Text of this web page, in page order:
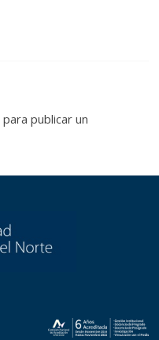
para publicar un